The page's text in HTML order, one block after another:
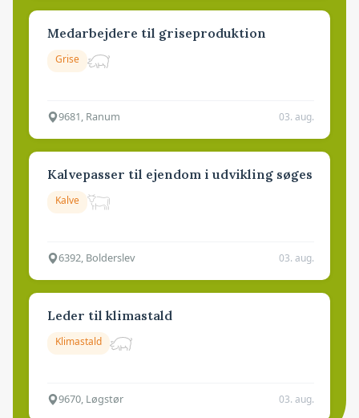
Medarbejdere til griseproduktion
Grise
9681, Ranum 03. aug.
Kalvepasser til ejendom i udvikling søges
Kalve
6392, Bolderslev 03. aug.
Leder til klimastald
Klimastald
9670, Løgstør 03. aug.